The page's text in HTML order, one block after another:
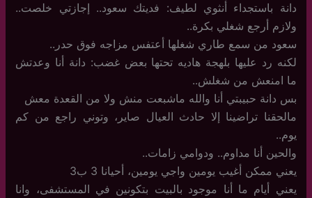
دانة باستجداء أنثوي لطيف: فديتك سعود.. إجازتي خلصت..
ولازم أرجع شغلي بكرة..
سعود من سمع طاري شغلها أعتفس مزاجه فوق حدر..
لكنه رد عليها بلهجة هاديه تحتها بعض غضب: دانة أنا وعدتش
ما امنعش من شغلش..
بس دانة حبيبتي أنا والله ماشبعت منش ولا من القعدة معش
مالحقنا تراضينا إلا حادث العيال صاير، وتوني راجع من كم
يوم..
والحين أنا مداوم.. ودوامي زامات..
يعني ممكن أغيب يومين واجي يومين، أحيانا 3 ب3
يعني أيام ما أنا موجود بالبيت بتكونين في المستشفى، وانا